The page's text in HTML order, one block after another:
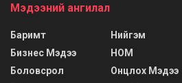
Мэдээний ангилал
Баримт
Бизнес Мэдээ
Боловсрол
Нийгэм
НОМ
Онцлох Мэдээ